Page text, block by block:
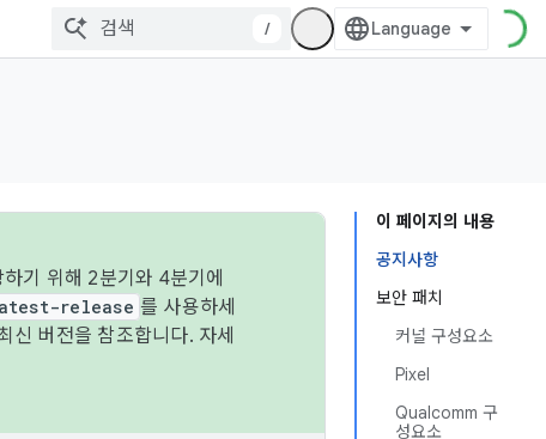
/
이 페이지의 내용
공지사항
보안 패치
커널 구성요소
Pixel
Qualcomm 구
성요소
기 위해 2분기와 4분기에
release 를 사용하세
신 버전을 참조합니다. 자세